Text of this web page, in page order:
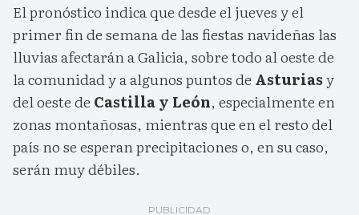
El pronóstico indica que desde el jueves y el
primer fin de semana de las fiestas navideñas las
lluvias afectarán a Galicia, sobre todo al oeste de
la comunidad y a algunos puntos de Asturiasy
del oeste de Castilla y León, especialmente en
zonas montañosas, mientras que en el resto del
país no se esperan precipitaciones o, en su caso,
serán muy débiles.